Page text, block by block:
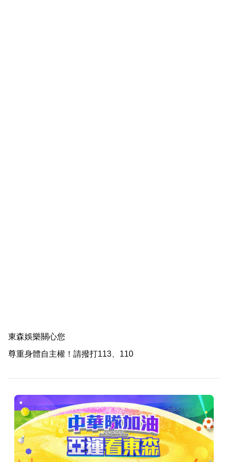
東森娛樂關心您
尊重身體自主權！請撥打113、110